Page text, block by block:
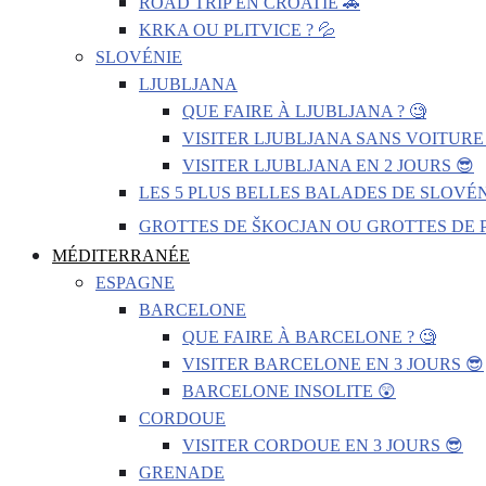
KRKA OU PLITVICE ? 💦
SLOVÉNIE
LJUBLJANA
QUE FAIRE À LJUBLJANA ? 🧐
VISITER LJUBLJANA SANS VOITURE
VISITER LJUBLJANA EN 2 JOURS 😎
LES 5 PLUS BELLES BALADES DE
GROTTES DE ŠKOCJAN OU GROTTES DE
MÉDITERRANÉE
ESPAGNE
BARCELONE
QUE FAIRE À BARCELONE ? 🧐
VISITER BARCELONE EN 3 JOURS 😎
BARCELONE INSOLITE 😲
CORDOUE
VISITER CORDOUE EN 3 JOURS 😎
GRENADE